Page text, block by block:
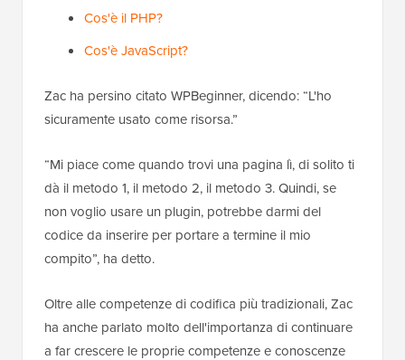
Cos'è il PHP?
Cos'è JavaScript?
Zac ha persino citato WPBeginner, dicendo: “L'ho
sicuramente usato come risorsa.”
“Mi piace come quando trovi una pagina lì, di solito ti
dà il metodo 1, il metodo 2, il metodo 3. Quindi, se
non voglio usare un plugin, potrebbe darmi del
codice da inserire per portare a termine il mio
compito”, ha detto.
Oltre alle competenze di codifica più tradizionali, Zac
ha anche parlato molto dell'importanza di continuare
a far crescere le proprie competenze e conoscenze